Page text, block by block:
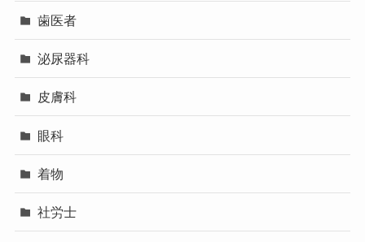
歯医者
泌尿器科
皮膚科
眼科
着物
社労士